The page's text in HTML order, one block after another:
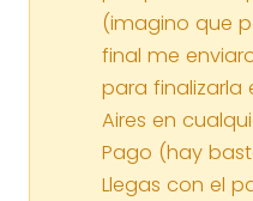
(imagino que
final me
para finalizarla
Aires en
Pago (hay
Llegas con el